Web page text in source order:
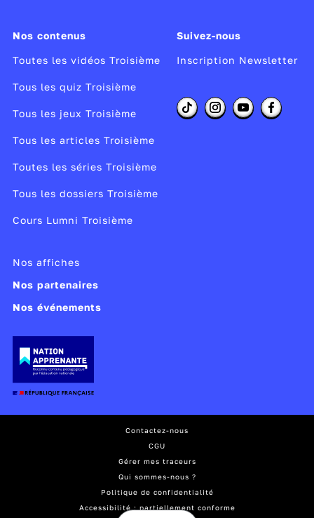
Nos contenus
Toutes les vidéos Troisième
Tous les quiz Troisième
Tous les jeux Troisième
Tous les articles Troisième
Toutes les séries Troisième
Tous les dossiers Troisième
Cours Lumni Troisième
Suivez-nous
Inscription Newsletter
Nos affiches
Nos partenaires
Nos événements
Contactez-nous
CGU
Gérer mes traceurs
Qui sommes-nous ?
Politique de confidentialité
Accessibilité : partiellement conforme